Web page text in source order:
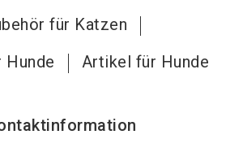
für Katzen
Hunde
Artikel für Hunde